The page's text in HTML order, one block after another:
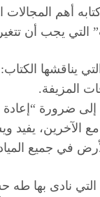
أهم المجالات
يجب أن
يناقشها الكتاب:
المزيفة.
ضرورة
الآخرين، يفيد
في جميع
نادى بها طه